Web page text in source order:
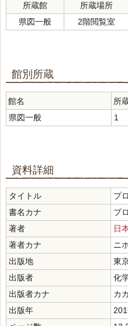
所蔵館 所蔵場所
県図一般
2階閲覧室
館別所蔵
館名 所
県図一般
1
資料詳細
タイトル
プ
書名カナ
プ
著者
日
著者カナ
ニ
出版地
東
出版者
化
出版者カナ
カ
出版年